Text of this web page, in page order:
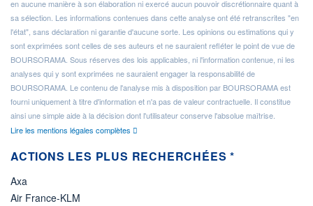
en aucune manière à son élaboration ni exercé aucun pouvoir discrétionnaire quant à
sa sélection. Les informations contenues dans cette analyse ont été retranscrites "en
l'état", sans déclaration ni garantie d'aucune sorte. Les opinions ou estimations qui y
sont exprimées sont celles de ses auteurs et ne sauraient refléter le point de vue de
BOURSORAMA. Sous réserves des lois applicables, ni l'information contenue, ni les
analyses qui y sont exprimées ne sauraient engager la responsabilité de
BOURSORAMA. Le contenu de l'analyse mis à disposition par BOURSORAMA est
fourni uniquement à titre d'information et n'a pas de valeur contractuelle. Il constitue
ainsi une simple aide à la décision dont l'utilisateur conserve l'absolue maîtrise.
Lire les mentions légales complètes
ACTIONS LES PLUS RECHERCHÉES *
Axa
Air France-KLM